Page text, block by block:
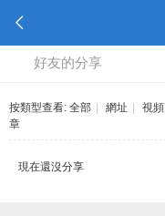
好友的分享
按類型查看: 全部 網址 視頻
章
現在還沒分享